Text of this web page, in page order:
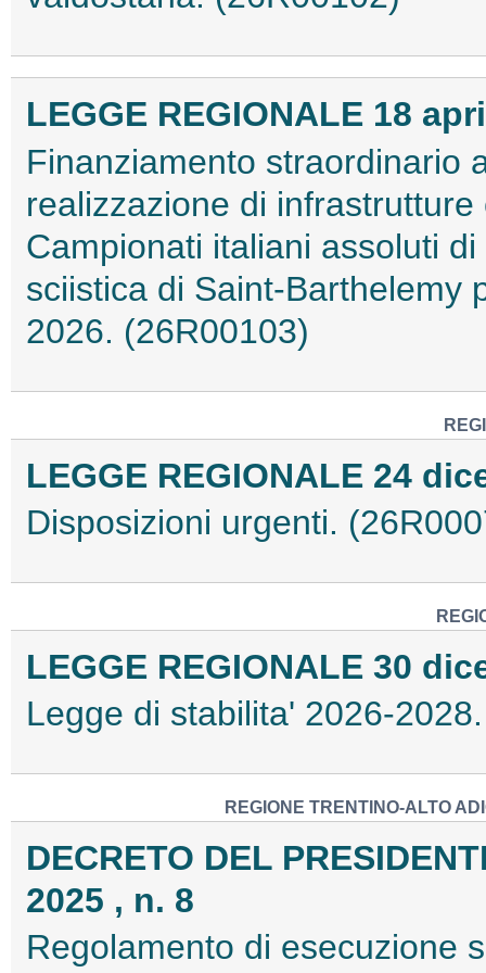
LEGGE REGIONALE 18
Finanziamento straordinario
realizzazione di
Campionati italiani assoluti
sciistica di Saint-Barthelemy
2026. (26R00103)
LEGGE REGIONALE 24
Disposizioni urgenti.
LEGGE REGIONALE 30
Legge di stabilita' 2026-
REGIONE TRENTINO-ALTO
DECRETO DEL
2025 , n. 8
Regolamento di esecuzione